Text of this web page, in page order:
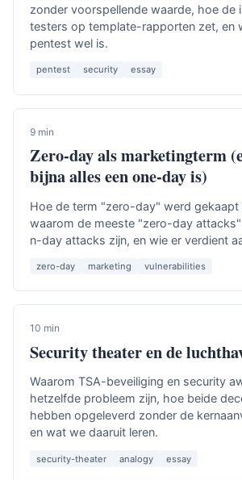
zonder voorspellende waarde, hoe de
testers op template-rapporten zet, en
pentest wel is.
pentest security essay
9 min
Zero-day als marketingterm
bijna alles een one-day is)
Hoe de term "zero-day" werd gekaapt
waarom de meeste "zero-day
n-day attacks zijn, en wie er verdient
zero-day marketing vulnerabilities
10 min
Security theater en de
Waarom TSA-beveiliging en security
hetzelfde probleem zijn, hoe beide
hebben opgeleverd zonder de
en wat we daaruit leren.
security-theater analogy essay